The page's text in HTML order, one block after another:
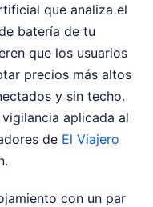
que analiza el
batería de tu
que los usuarios
precios más altos
y sin techo.
aplicada al
de El Viajero
con un par